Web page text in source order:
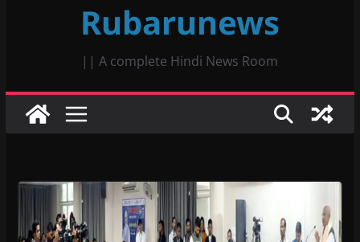
Rubarunews
|| A complete Hindi News Room